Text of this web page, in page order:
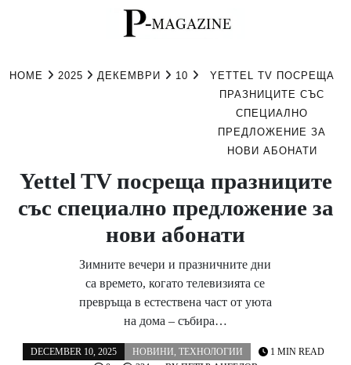
HOME 2025 ДЕКЕМВРИ 10
YETTEL TV ПОСРЕЩА
ПРАЗНИЦИТЕ СЪС
СПЕЦИАЛНО
ПРЕДЛОЖЕНИЕ ЗА
НОВИ АБОНАТИ
Yettel TV посреща празниците
със специално предложение за
нови абонати
Зимните вечери и празничните дни
са времето, когато телевизията се
превръща в естествена част от уюта
на дома – събира…
DECEMBER 10, 2025 НОВИНИ, ТЕХНОЛОГИИ
1 MIN READ